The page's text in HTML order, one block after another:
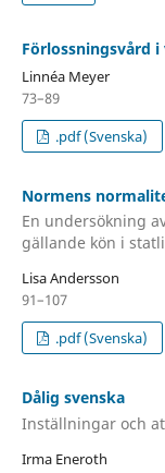
Förlossningsvård i
Linnéa Meyer
73–89
.pdf (Svenska)
Normens
En undersökning
gällande kön i
Lisa Andersson
91–107
.pdf (Svenska)
Dålig svenska
Inställningar och
Irma Eneroth